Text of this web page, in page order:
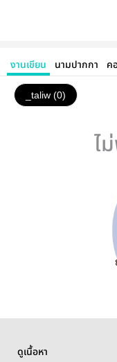
งานเขียน นามปากกา ค
_taliw (0)
ไ
ดูเนื้อหา